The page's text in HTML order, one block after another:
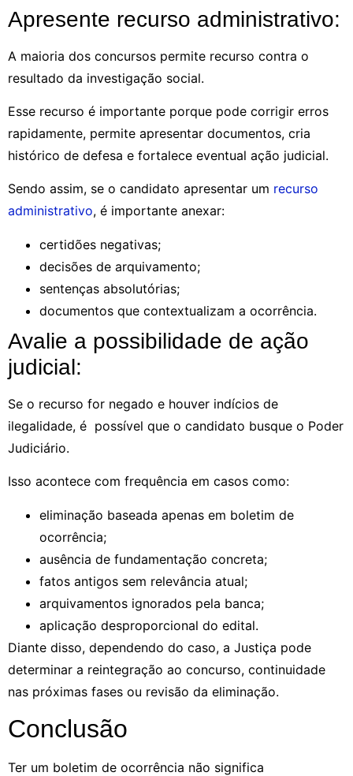
Apresente recurso administrativo:
A maioria dos concursos permite recurso contra o
resultado da investigação social.
Esse recurso é importante porque pode corrigir erros
rapidamente, permite apresentar documentos, cria
histórico de defesa e fortalece eventual ação judicial.
Sendo assim, se o candidato apresentar um recurso
administrativo, é importante anexar:
certidões negativas;
decisões de arquivamento;
sentenças absolutórias;
documentos que contextualizam a ocorrência.
Avalie a possibilidade de ação
judicial:
Se o recurso for negado e houver indícios de
ilegalidade, é possível que o candidato busque o Poder
Judiciário.
Isso acontece com frequência em casos como:
eliminação baseada apenas em boletim de
ocorrência;
ausência de fundamentação concreta;
fatos antigos sem relevância atual;
arquivamentos ignorados pela banca;
aplicação desproporcional do edital.
Diante disso, dependendo do caso, a Justiça pode
determinar a reintegração ao concurso, continuidade
nas próximas fases ou revisão da eliminação.
Conclusão
Ter um boletim de ocorrência não significa